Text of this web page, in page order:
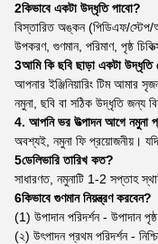
2কিভাবে একটা উদ্ধৃতি পাবো?
বিস্তারিত অঙ্কন (পিডিএফ/
উপকরণ, গুণমান, পরিমাণ, পৃষ্ঠ
3আমি কি ছবি ছাড়া একটা উদ্ধৃতি
আপনার ইঞ্জিনিয়ারিং টিম
নমুনা, ছবি বা সঠিক উদ্ধৃতি জন্য
4. আপনি ভর উত্পাদন আগে নমুনা
অবশ্যই, নমুনা ফি প্রয়োজনীয়।
5ডেলিভারি তারিখ কত?
সাধারণত, নমুনাটি 1-2 সপ্তাহ
6কিভাবে গুণমান নিয়ন্ত্রণ করবেন?
(1) উপাদান পরিদর্শন - উপাদান
(২) উৎপাদন প্রথম পরিদর্শন -